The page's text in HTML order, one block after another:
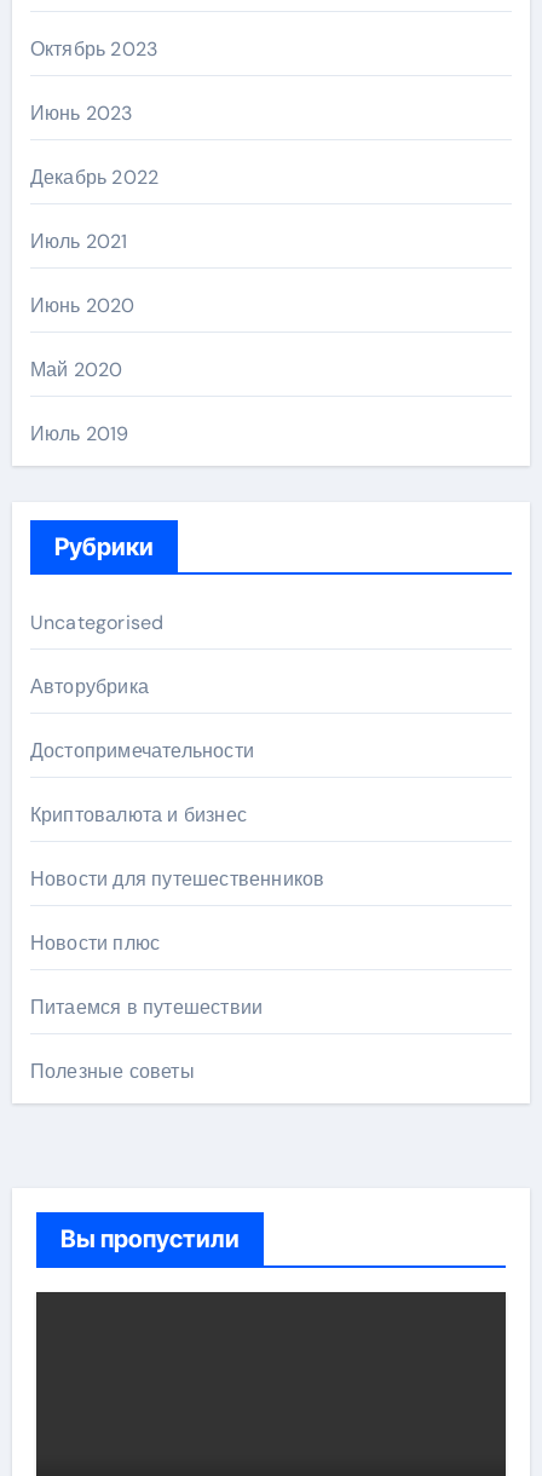
Октябрь 2023
Июнь 2023
Декабрь 2022
Июль 2021
Июнь 2020
Май 2020
Июль 2019
Рубрики
Uncategorised
Авторубрика
Достопримечательности
Криптовалюта и бизнес
Новости для путешественников
Новости плюс
Питаемся в путешествии
Полезные советы
Вы пропустили